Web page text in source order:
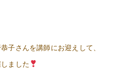
子さんを講師にお迎えして、
ました